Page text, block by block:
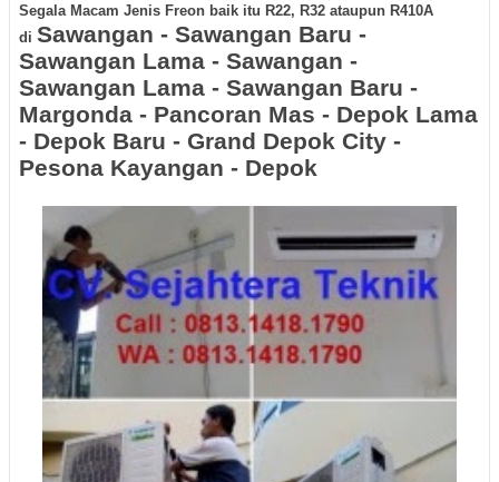
Segala Macam Jenis Freon baik itu R22, R32 ataupun R410A
di Sawangan - Sawangan Baru -
Sawangan Lama - Sawangan -
Sawangan Lama - Sawangan Baru -
Margonda - Pancoran Mas - Depok Lama
- Depok Baru - Grand Depok City -
Pesona Kayangan - Depok